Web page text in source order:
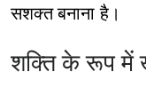
सशक्त बनाना है।
शक्ति के रूप में